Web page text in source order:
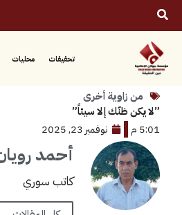
محليات فيديو
أخرى
ظنّك إلا سيئاً”
نوفمبر 23, 2025
أحمد رويان السيّاد
كاتب سوري